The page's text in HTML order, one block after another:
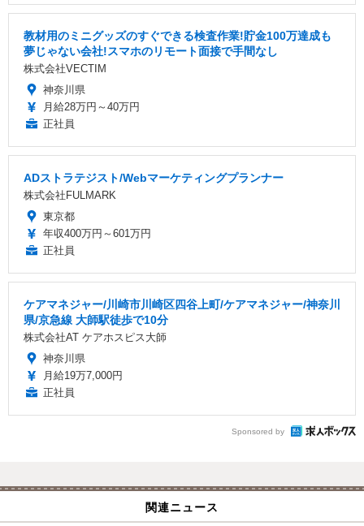
教材用のミニグッズのすぐできる検査作業!貯金100万達成も
夢じゃない会社!スマホのリモート面接で手間なし
株式会社VECTIM
神奈川県
月給28万円～40万円
正社員
ADストラテジスト/Webマーケティングプランナー
株式会社FULMARK
東京都
年収400万円～601万円
正社員
ケアマネジャー/川崎市川崎区四谷上町/ケアマネジャー/神奈川
県/京急線 大師駅徒歩で10分
株式会社AT ケアホスピス大師
神奈川県
月給19万7,000円
正社員
Sponsored by
関連ニュース